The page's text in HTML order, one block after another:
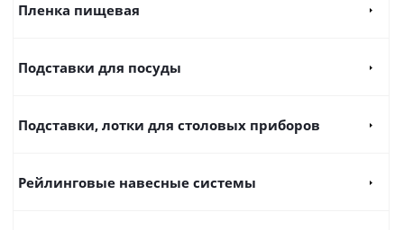
Пленка пищевая
Подставки для посуды
Подставки, лотки для столовых приборов
Рейлинговые навесные системы